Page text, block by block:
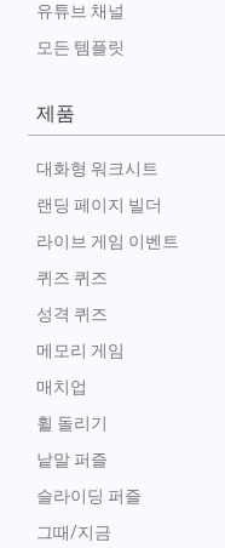
유튜브 채널
모든 템플릿
제품
대화형 워크시트
랜딩 페이지 빌더
라이브 게임 이벤트
퀴즈 퀴즈
성격 퀴즈
메모리 게임
매치업
휠 돌리기
낱말 퍼즐
슬라이딩 퍼즐
그때/지금